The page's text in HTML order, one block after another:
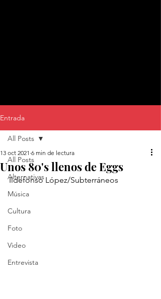
Entrada
All Posts
Alternativas
Música
Cultura
Foto
Video
Entrevista
All Posts
Unos 80's llenos de Eggs
13 oct 2021 6 min de lectura
Ildefonso López/Subterráneos